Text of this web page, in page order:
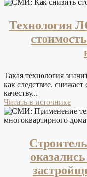
Технология
Такая технология
как следствие,
качеству...
Читать в источнике